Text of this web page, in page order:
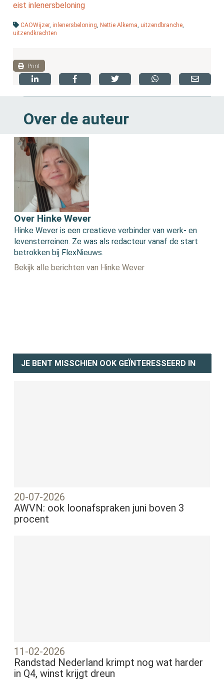
eist inlenersbeloning
CAOWijzer,inlenersbeloning, Nettie Alkema,uitzendbranche,
uitzendkrachten
Print
Over de auteur
Over Hinke Wever
Hinke Wever is een creatieve verbinder van werk- en
levensterreinen. Ze was als redacteur vanaf de start
betrokken bij FlexNieuws.
Bekijk alle berichten van Hinke Wever
JE BENT MISSCHIEN OOK GEÏNTERESSEERD IN
20-07-2026
AWVN: ook loonafspraken juni boven 3
procent
11-02-2026
Randstad Nederland krimpt nog wat harder
in Q4, winst krijgt dreun